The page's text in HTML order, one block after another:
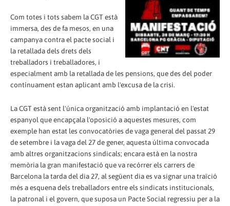
Com totes i tots sabem la CGT està
immersa, des de fa mesos, en una
campanya contra el pacte social i
la retallada dels drets dels
treballadors i treballadores, i
especialment amb la retallada de les pensions, que des del poder
contínuament estan aplicant amb l'excusa de la crisi.
La CGT està sent l'única organització amb implantació en l'estat
espanyol que encapçala l'oposició a aquestes mesures, com
exemple han estat les convocatòries de vaga general del passat 29
de setembre i la vaga del 27 de gener, aquesta última convocada
amb altres organitzacions sindicals; encara està en la nostra
memòria la gran manifestació que va recórrer els carrers de
Barcelona la tarda del dia 27, al següent dia es va signar una traïció
més a esquena dels treballadors entre els sindicats institucionals,
la patronal i el govern, que suposa un Pacte Social regressiu per a la